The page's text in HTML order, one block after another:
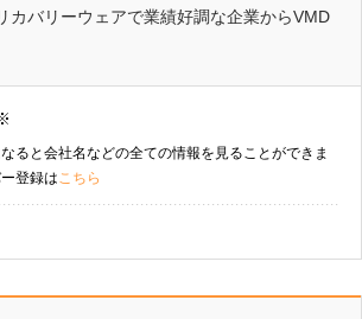
カバリーウェアで業績好調な企業からVMD
ると会社名などの全ての情報を見ることができま
登録はこちら